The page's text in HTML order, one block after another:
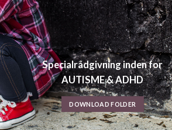
Specialrådgivning inden for
AUTISME & ADHD
DOWNLOAD FOLDER